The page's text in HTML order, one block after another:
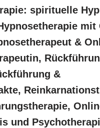
spirituelle
mit
&
&
und